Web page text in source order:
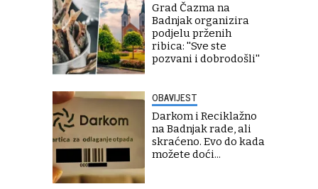
Grad Čazma na
Badnjak organizira
podjelu prženih
ribica: ''Sve ste
pozvani i dobrodošli''
OBAVIJEST
Darkom i Reciklažno
na Badnjak rade, ali
skraćeno. Evo do kada
možete doći...